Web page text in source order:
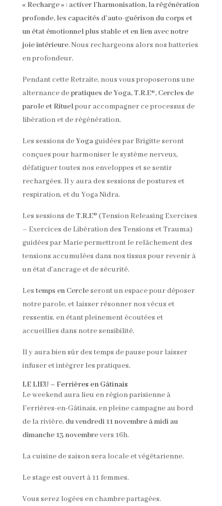
« Recharge » : activer l’harmonisation, la régénération
profonde, les capacités d’auto-guérison du corps et
un état émotionnel plus stable et en lien avec notre
joie intérieure. Nous rechargeons alors nos batteries
en profondeur.
Pendant cette Retraite, nous vous proposerons une
alternance depratiques de Yoga, T.R.E®, Cercles de
parole et Rituelpour accompagner ce processus de
libération et de régénération.
Les sessions deYogaguidées par Brigitte seront
conçues pour harmoniser le système nerveux,
défatiguer toutes nos enveloppes et se sentir
rechargées. Il y aura des sessions de postures et
respiration, et du Yoga Nidra.
Les sessions de T.R.E® (Tension Releasing Exercises
– Exercices de Libération des Tensions et Trauma)
guidées par Marie permettront le relâchement des
tensions accumulées dans nos tissus pour revenir à
un état d’ancrage et de sécurité.
Les temps en Cercleseront un espace pour déposer
notre parole, et laisser résonner nos vécus et
ressentis, en étant pleinement écoutées et
accueillies dans notre sensibilité.
Il y aura bien sûr des temps de pause pour laisser
infuser et intégrer les pratiques.
LE LIEU – Ferrières en Gâtinais
Le weekend aura lieu en région parisienne à
Ferrières-en-Gâtinais, en pleine campagne au bord
de la rivière, du vendredi 11 novembre à midi au
dimanche 13 novembrevers 16h.
La cuisine de saison sera locale et végétarienne.
Le stage est ouvert à 11 femmes.
Vous serez logées en chambre partagées.